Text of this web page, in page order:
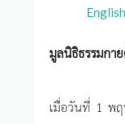
มูลนิธิธรรมกา
เมื่อวันที่ 1 พ